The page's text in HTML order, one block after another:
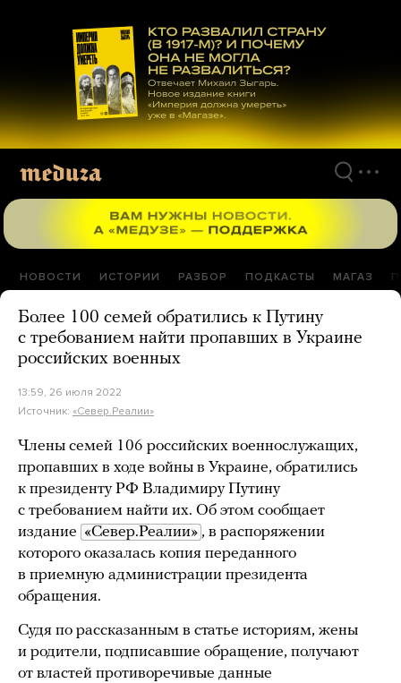
материалам
НОВОСТИ ИСТОРИИ РАЗБОР ПОДКАСТЫ МАГАЗ
Более 100 семей обратились к Путину
с требованием найти пропавших в Украине
российских военных
13:59, 26 июля 2022
Источник: «Север.Реалии»
Члены семей 106 российских военнослужащих,
пропавших в ходе войны в Украине, обратились
к президенту РФ Владимиру Путину
с требованием найти их. Об этом сообщает
издание «Север.Реалии» , в распоряжении
которого оказалась копия переданного
в приемную администрации президента
обращения.
Судя по рассказанным в статье историям, жены
и родители, подписавшие обращение, получают
от властей противоречивые данные